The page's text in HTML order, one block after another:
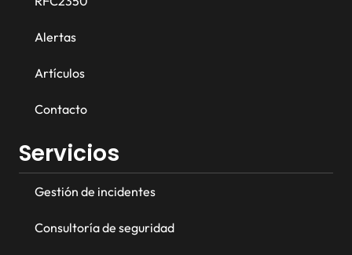
Alertas
Artículos
Contacto
Servicios
Gestión de incidentes
Consultoría de seguridad